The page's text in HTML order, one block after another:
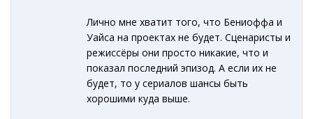
Лично мне хватит того, что Бениоффа и
Уайса на проектах не будет. Сценаристы и
режиссёры они просто никакие, что и
показал последний эпизод. А если их не
будет, то у сериалов шансы быть
хорошими куда выше.